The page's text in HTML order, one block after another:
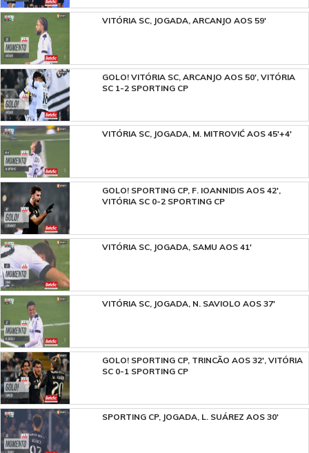
VITÓRIA SC, JOGADA, ARCANJO AOS 59'
GOLO! VITÓRIA SC, ARCANJO AOS 50', VITÓRIA
SC 1-2 SPORTING CP
VITÓRIA SC, JOGADA, M. MITROVIĆ AOS 45'+4'
GOLO! SPORTING CP, F. IOANNIDIS AOS 42',
VITÓRIA SC 0-2 SPORTING CP
VITÓRIA SC, JOGADA, SAMU AOS 41'
VITÓRIA SC, JOGADA, N. SAVIOLO AOS 37'
GOLO! SPORTING CP, TRINCÃO AOS 32', VITÓRIA
SC 0-1 SPORTING CP
SPORTING CP, JOGADA, L. SUÁREZ AOS 30'